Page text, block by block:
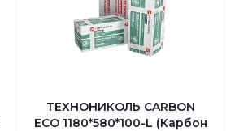
ТЕХНОНИКОЛЬ CARBON
ECO 1180*580*100-L (Карбон